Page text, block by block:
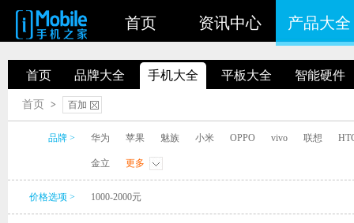
首页 资讯中心 产品大全
首页 品牌大全 手机大全 平板大全 智能硬件
首页 > 百加
品牌 > 华为 苹果 魅族 小米 OPPO vivo 联想
金立 更多
价格选项 > 1000-2000元